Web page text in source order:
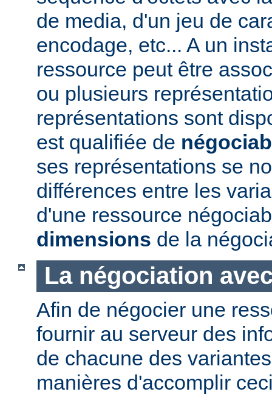
de media, d'un jeu de
encodage, etc... A un
ressource peut être
ou plusieurs
représentations sont
est qualifiée de
ses représentations se
différences entre les
d'une ressource
dimensions de la
La négociation
Afin de négocier une
fournir au serveur des
de chacune des
manières d'accomplir